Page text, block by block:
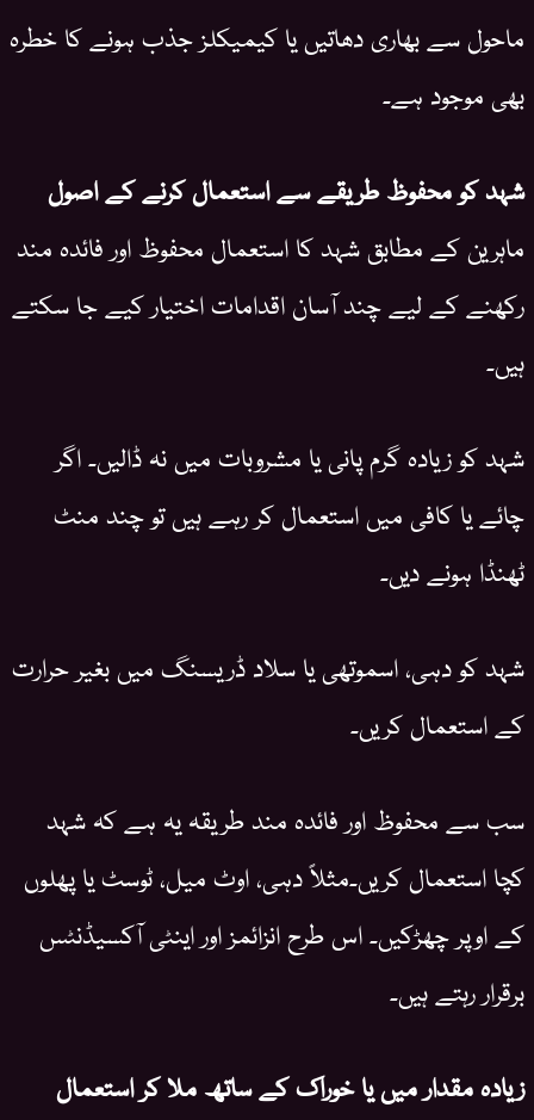
ماحول سے بھاری دھاتیں یا کیمیکلز جذب ہونے کا خطرہ
بھی موجود ہے۔
شہد کو محفوظ طریقے سے استعمال کرنے کے اصول
ماہرین کے مطابق شہد کا استعمال محفوظ اور فائدہ مند
رکھنے کے لیے چند آسان اقدامات اختیار کیے جا سکتے
ہیں۔
شہد کو زیادہ گرم پانی یا مشروبات میں نہ ڈالیں۔ اگر
چائے یا کافی میں استعمال کر رہے ہیں تو چند منٹ
ٹھنڈا ہونے دیں۔
شہد کو دہی، اسموتھی یا سلاد ڈریسنگ میں بغیر حرارت
کے استعمال کریں۔
سب سے محفوظ اور فائدہ مند طریقہ یہ ہے کہ شہد
کچا استعمال کریں۔مثلاً دہی، اوٹ میل، ٹوسٹ یا پھلوں
کے اوپر چھڑکیں۔ اس طرح انزائمز اور اینٹی آکسیڈنٹس
برقرار رہتے ہیں۔
زیادہ مقدار میں یا خوراک کے ساتھ ملا کر استعمال